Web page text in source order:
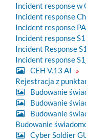
Incident response w
Incident response
Incident response
Incident response S1
Incident Response
Incident response
CEH V.13 AI
Rejestracja z
Budowanie
Budowanie
Budowanie
Budowanie
Cyber Soldier